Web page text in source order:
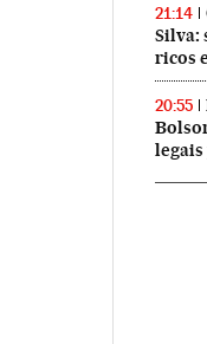
21:14
Silva:
ricos
20:55
legais